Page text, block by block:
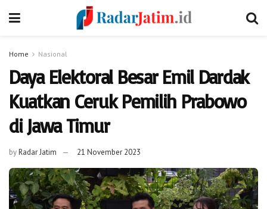
Home Nasional
Daya Elektoral Besar Emil Dardak
Kuatkan Ceruk Pemilih Prabowo
di Jawa Timur
byRadar Jatim 21 November 2023